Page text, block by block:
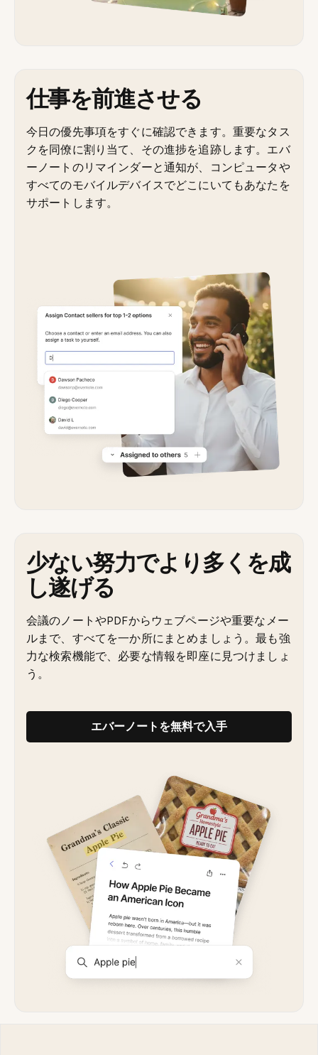
仕事を前進させる
今日の優先事項をすぐに確認できます。重要なタス
クを同僚に割り当て、その進捗を追跡します。エバ
ーノートのリマインダーと通知が、コンピュータや
すべてのモバイルデバイスでどこにいてもあなたを
サポートします。
少ない努力でより多くを成
し遂げる
会議のノートやPDFからウェブページや重要なメー
ルまで、すべてを一か所にまとめましょう。最も強
力な検索機能で、必要な情報を即座に見つけましょ
う。
エバーノートを無料で入手